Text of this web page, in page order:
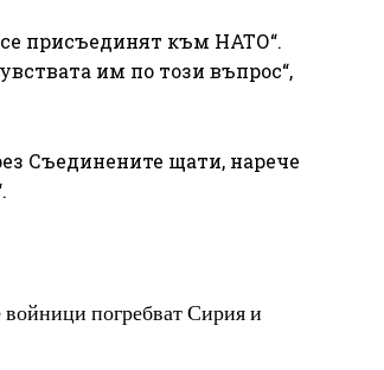
се присъединят към НАТО“.
им по този въпрос“,
Съединените щати, нарече
погребват Сирия и